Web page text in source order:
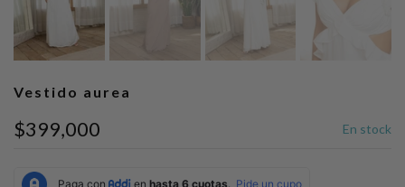
Vestido aurea
$399,000 En stock